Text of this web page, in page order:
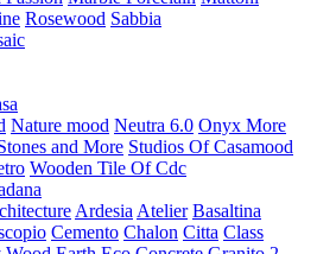
Rosewood Sabbia
Nature mood Neutra 6.0 Onyx More
and More Studios Of Casamood
Wooden Tile Of Cdc
Ardesia Atelier Basaltina
Cemento Chalon Citta Class